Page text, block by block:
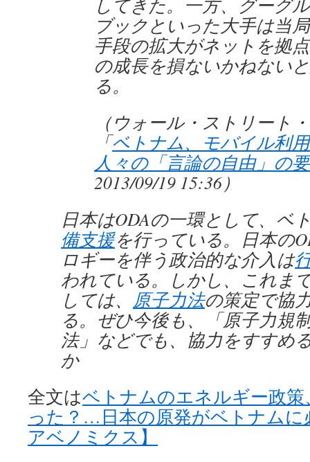
してきた。一方、グーグ
ブックといった大手は当
手段の拡大がネットを拠
の成長を損ないかねない
る。
（ウォール・ストリート
「ベトナム、モバイル利
人々の「言論の自由」の
2013/09/19 15:36）
日本はODAの一環として、ベ
備支援を行っている。日本の
ロギーを伴う政治的な介入は
われている。しかし、これま
しては、 原子力法の策定で協
る。ぜひ今後も、「原子力規
法」などでも、協力をすすめ
か
全文はベトナムのエネルギー政
った？…日本の原発がベトナムに
アベノミクス】